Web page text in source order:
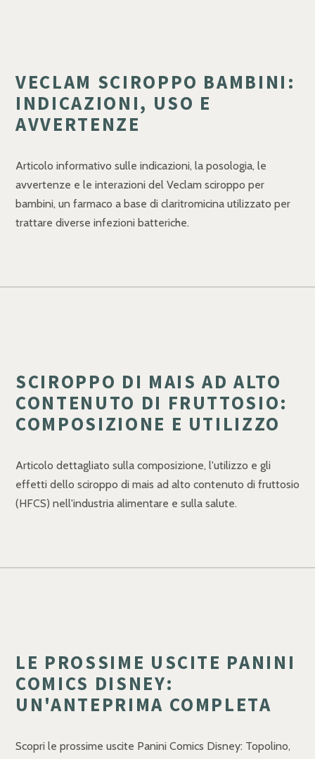
VECLAM SCIROPPO BAMBINI:
INDICAZIONI, USO E
AVVERTENZE
Articolo informativo sulle indicazioni, la posologia, le
avvertenze e le interazioni del Veclam sciroppo per
bambini, un farmaco a base di claritromicina utilizzato per
trattare diverse infezioni batteriche.
SCIROPPO DI MAIS AD ALTO
CONTENUTO DI FRUTTOSIO:
COMPOSIZIONE E UTILIZZO
Articolo dettagliato sulla composizione, l'utilizzo e gli
effetti dello sciroppo di mais ad alto contenuto di fruttosio
(HFCS) nell'industria alimentare e sulla salute.
LE PROSSIME USCITE PANINI
COMICS DISNEY:
UN'ANTEPRIMA COMPLETA
Scopri le prossime uscite Panini Comics Disney: Topolino,